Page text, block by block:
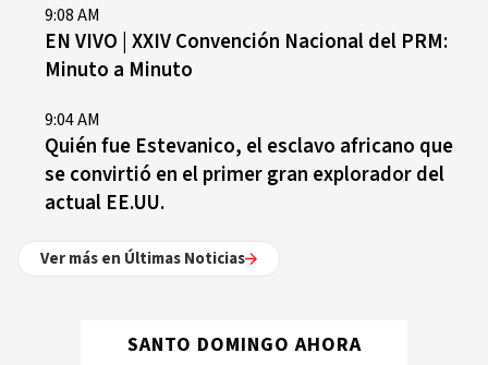
9:08 AM
EN VIVO | XXIV Convención Nacional del PRM:
Minuto a Minuto
9:04 AM
Quién fue Estevanico, el esclavo africano que
se convirtió en el primer gran explorador del
actual EE.UU.
Ver más en Últimas Noticias
SANTO DOMINGO AHORA